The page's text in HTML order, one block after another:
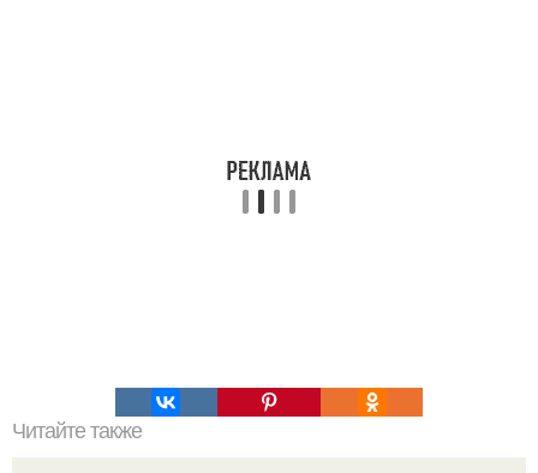
Читайте также